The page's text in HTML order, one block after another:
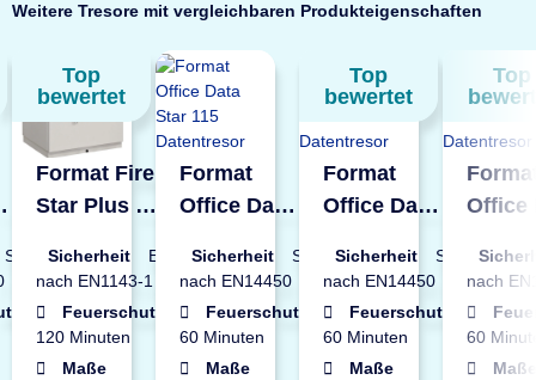
Weitere Tresore mit vergleichbaren Produkteigenschaften
S2
Top
bewertet
Format Fire
Star Plus 0
Sicherheit
EN1
nach EN1143-1
Feuerschutz
120 Minuten
Maße
Format
Office Data
Datentresor
Sicherheit
S2
nach EN14450
Feuerschutz
60 Minuten
Maße
Top
bewertet
Format
Office Data
Datentresor
Sicherheit
S2
nach EN14450
Feuerschutz
60 Minuten
Maße
Top
Office
nach
60
Maße